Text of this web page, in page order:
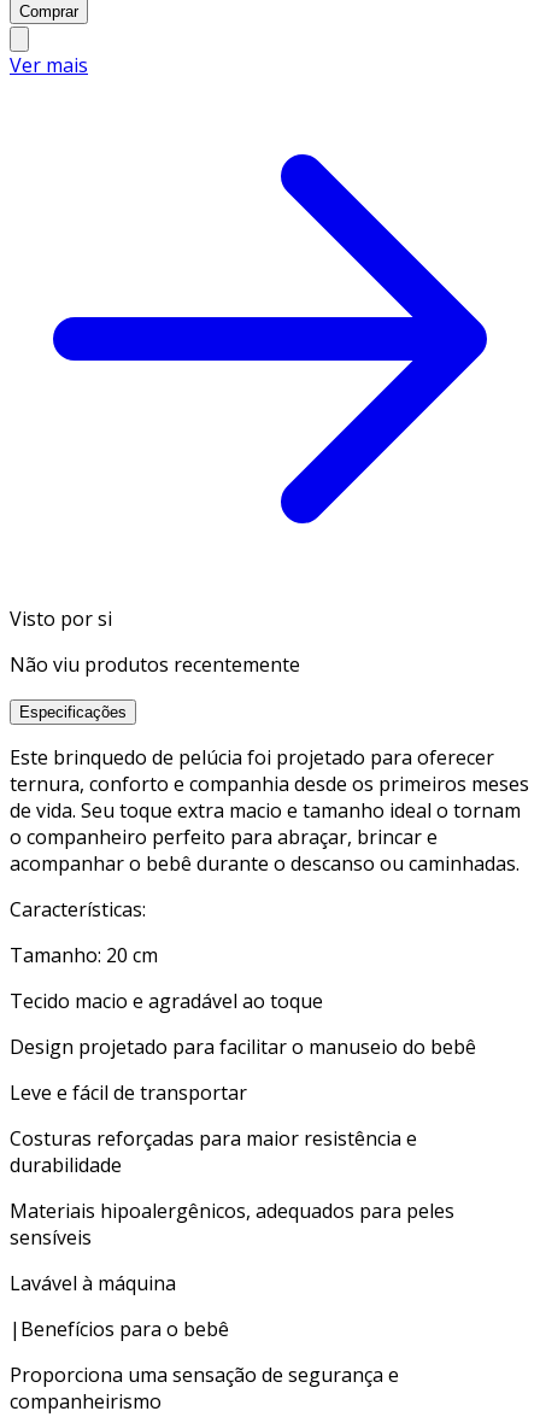
Comprar
Ver mais
Visto por si
Não viu produtos recentemente
Especificações
Este brinquedo de pelúcia foi projetado para oferecer
ternura, conforto e companhia desde os primeiros meses
de vida. Seu toque extra macio e tamanho ideal o tornam
o companheiro perfeito para abraçar, brincar e
acompanhar o bebê durante o descanso ou caminhadas.
Características:
Tamanho: 20 cm
Tecido macio e agradável ao toque
Design projetado para facilitar o manuseio do bebê
Leve e fácil de transportar
Costuras reforçadas para maior resistência e
durabilidade
Materiais hipoalergênicos, adequados para peles
sensíveis
Lavável à máquina
|Benefícios para o bebê
Proporciona uma sensação de segurança e
companheirismo